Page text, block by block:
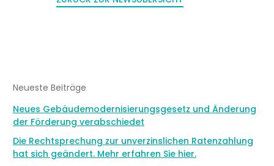
Neueste Beiträge
Neues Gebäudemodernisierungsgesetz und Änderung
der Förderung verabschiedet
Die Rechtsprechung zur unverzinslichen Ratenzahlung
hat sich geändert. Mehr erfahren Sie hier.